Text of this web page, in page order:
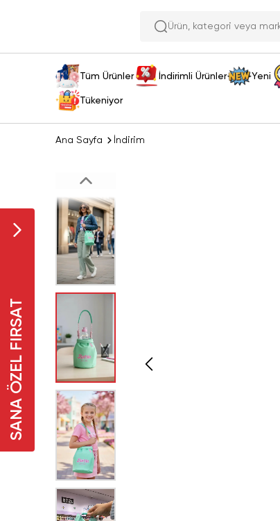
Ürün, kat
Tüm Ürünler İndirimli Ürünler Yeni
Tükeniyor
SANA ÖZEL FIRSAT
Ana Sayfa İndirim